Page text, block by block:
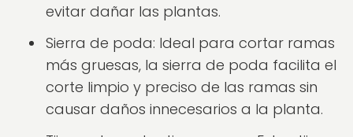
evitar dañar las plantas.
Sierra de poda: Ideal para cortar ramas
más gruesas, la sierra de poda facilita el
corte limpio y preciso de las ramas sin
causar daños innecesarios a la planta.